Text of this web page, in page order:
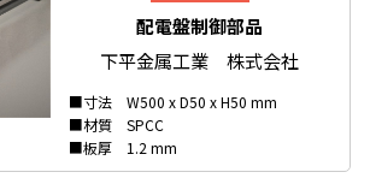
配電盤制御部品
下平金属工業 株式会社
■寸法 W500 x D50 x H50 mm
■材質 SPCC
■板厚 1.2 mm